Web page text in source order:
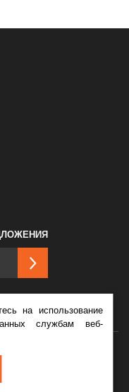
на использование
службам веб-